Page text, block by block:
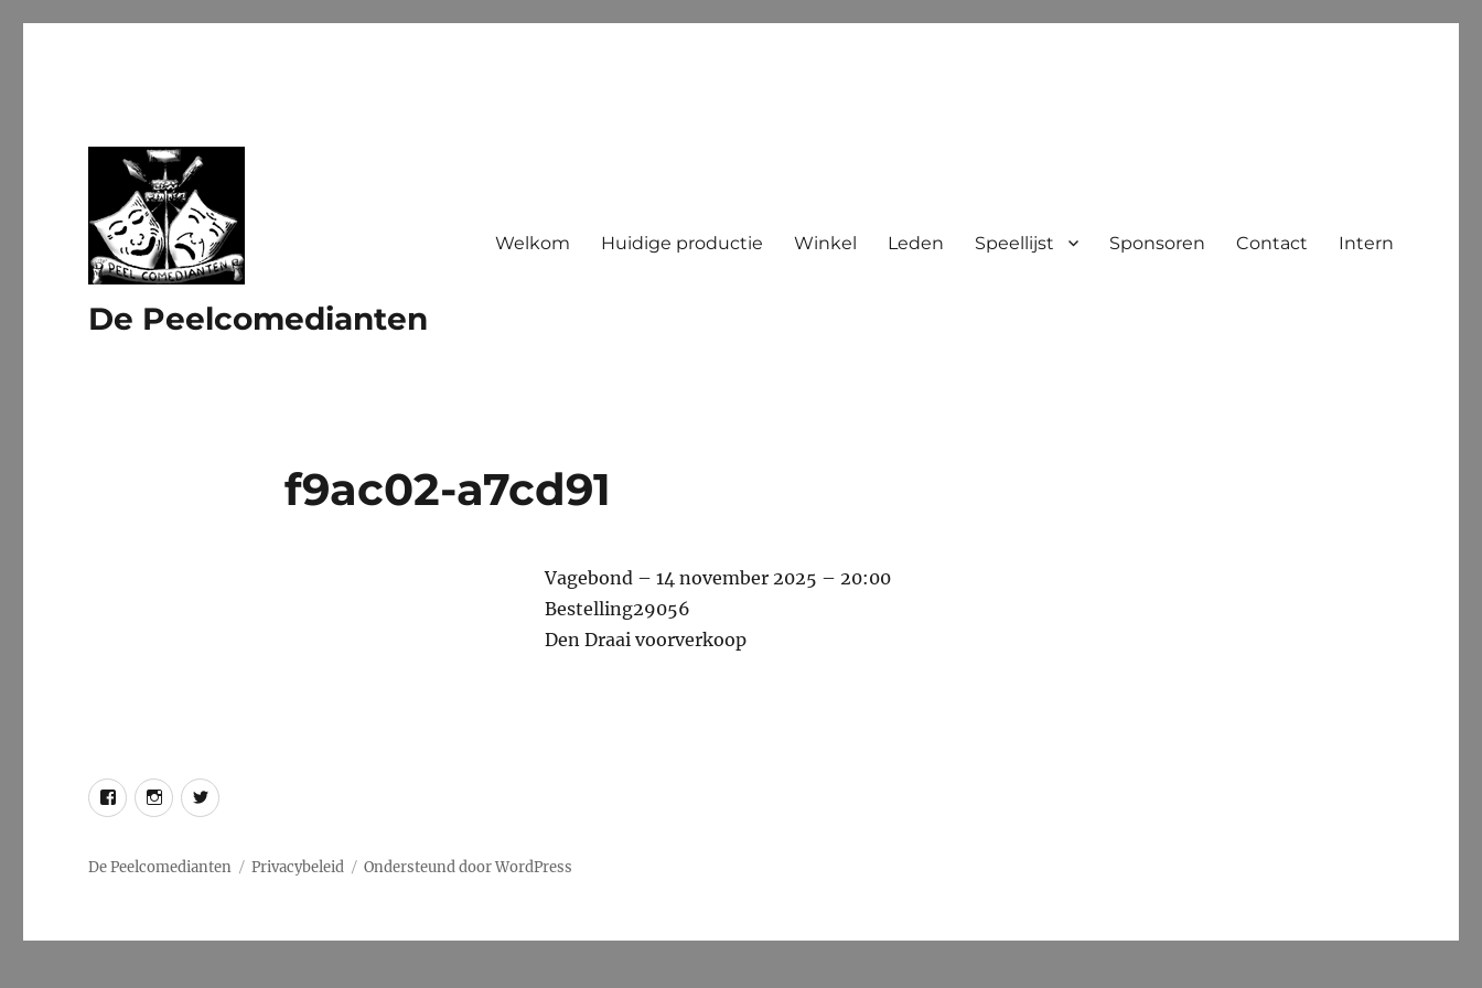
De Peelcomedianten
Welkom Huidige productie Winkel Leden Speellijst Sponsoren Contact Intern
f9ac02-a7cd91
Vagebond – 14 november 2025 – 20:00
Bestelling29056
Den Draai voorverkoop
FacebookInstagram
Twitter
De Peelcomedianten Privacybeleid Ondersteund door WordPress